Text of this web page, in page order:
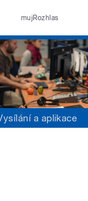
mujRozhlas
a aplikace